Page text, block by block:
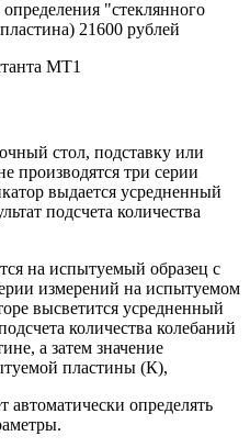
"стеклянного
21600 рублей
МТ1
стол, подставку или
производятся три серии
выдается усредненный
подсчета количества
на испытуемый образец с
измерений на испытуемом
высветится усредненный
количества колебаний
а затем значение
пластины (К),
определять